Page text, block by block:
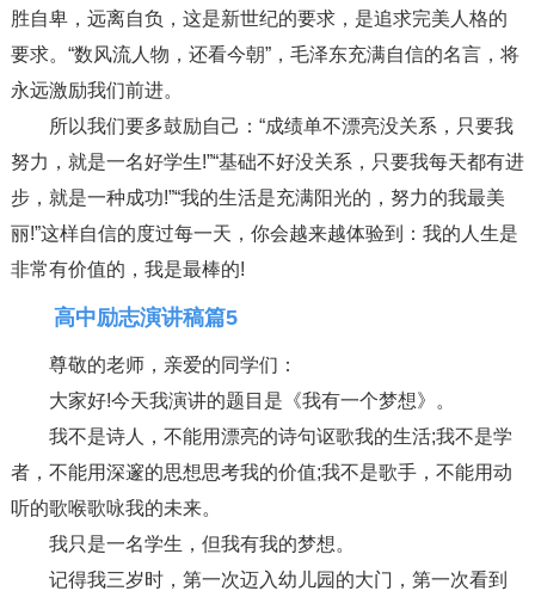
胜自卑，远离自负，这是新世纪的要求，是追求完美人格的
要求。“数风流人物，还看今朝”，毛泽东充满自信的名言，将
永远激励我们前进。
所以我们要多鼓励自己：“成绩单不漂亮没关系，只要我
努力，就是一名好学生!”“基础不好没关系，只要我每天都有进
步，就是一种成功!”“我的生活是充满阳光的，努力的我最美
丽!”这样自信的度过每一天，你会越来越体验到：我的人生是
非常有价值的，我是最棒的!
高中励志演讲稿篇5
尊敬的老师，亲爱的同学们：
大家好!今天我演讲的题目是《我有一个梦想》。
我不是诗人，不能用漂亮的诗句讴歌我的生活;我不是学
者，不能用深邃的思想思考我的价值;我不是歌手，不能用动
听的歌喉歌咏我的未来。
我只是一名学生，但我有我的梦想。
记得我三岁时，第一次迈入幼儿园的大门，第一次看到